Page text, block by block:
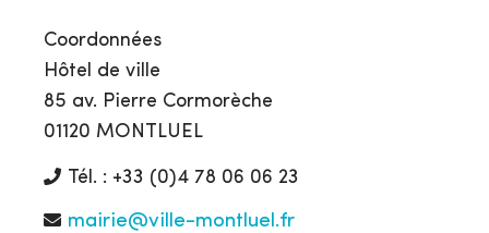
Coordonnées
Hôtel de ville
85 av. Pierre Cormorèche
01120 MONTLUEL
Tél. : +33 (0)4 78 06 06 23
mairie@ville-montluel.fr